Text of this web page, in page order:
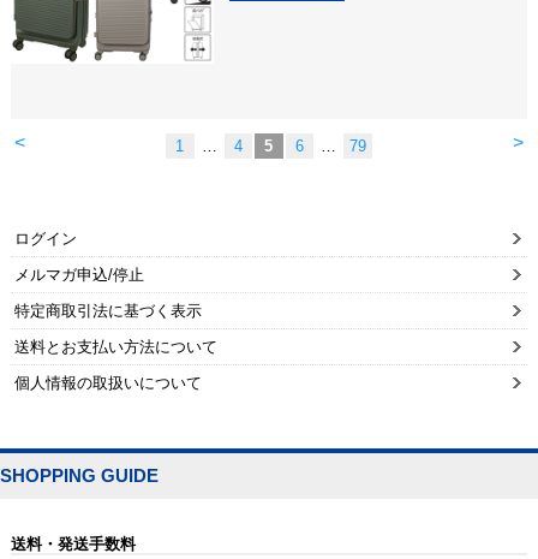
< >
1 … 4 5 6 … 79
ログイン
メルマガ申込/停止
特定商取引法に基づく表示
送料とお支払い方法について
個人情報の取扱いについて
SHOPPING GUIDE
送料・発送手数料